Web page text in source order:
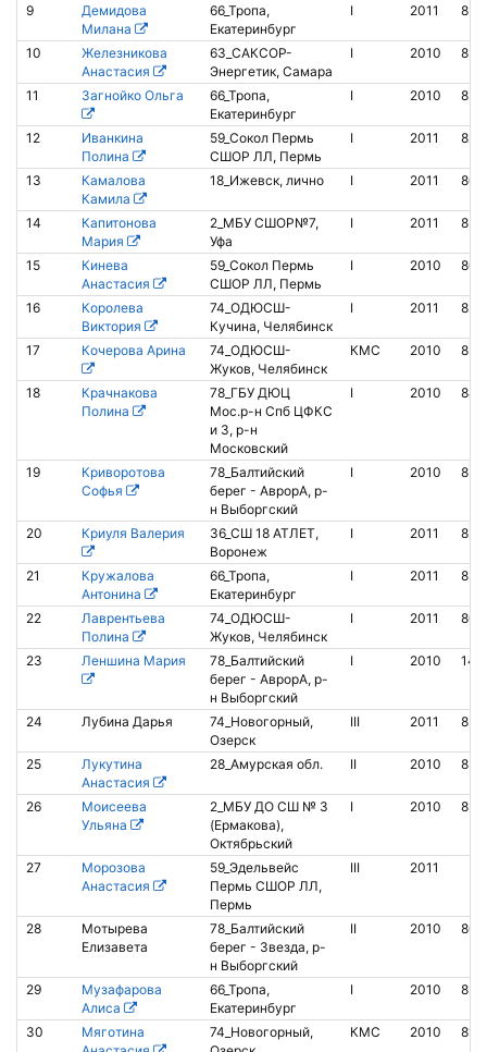
9
Демидова
Милана
66_Тропа,
Екатеринбург
I 2011
10
Железникова
Анастасия
63_САКСОР-
Энергетик, Самара
I 2010
11 Загнойко Ольга
66_Тропа,
Екатеринбург
I 2010
12
Иванкина
Полина
59_Сокол Пермь
СШОР ЛЛ, Пермь
I 2011
13
Камалова
Камила
18_Ижевск, лично I 2011
14
Капитонова
Мария
2_МБУ СШОР№7,
Уфа
I 2011
15
Кинева
Анастасия
59_Сокол Пермь
СШОР ЛЛ, Пермь
I 2010
16
Королева
Виктория
74_ОДЮСШ-
Кучина, Челябинск
I 2011
17 Кочерова Арина
74_ОДЮСШ-
Жуков, Челябинск
КМС 2010
18
Крачнакова
Полина
78_ГБУ ДЮЦ
Мос.р-н Спб ЦФКС
и З, р-н
Московский
I 2010
19
Криворотова
Софья
78_Балтийский
берег - АврорА, р-
н Выборгский
I 2010
20 Криуля Валерия
36_СШ 18 АТЛЕТ,
Воронеж
I 2011
21
Кружалова
Антонина
66_Тропа,
Екатеринбург
I 2011
22
Лаврентьева
Полина
74_ОДЮСШ-
Жуков, Челябинск
I 2011
23 Леншина Мария
78_Балтийский
берег - АврорА, р-
н Выборгский
I 2010
24 Лубина Дарья
74_Новогорный,
Озерск
III 2011
25
Лукутина
Анастасия
28_Амурская обл. II 2010
26
Моисеева
Ульяна
2_МБУ ДО СШ № 3
(Ермакова),
Октябрьский
I 2010
27
Морозова
Анастасия
59_Эдельвейс
Пермь СШОР ЛЛ,
Пермь
III 2011
28
Мотырева
Елизавета
78_Балтийский
берег - Звезда, р-
н Выборгский
II 2010
29
Музафарова
Алиса
66_Тропа,
Екатеринбург
I 2010
30
Мяготина
74_Новогорный,
КМС 2010